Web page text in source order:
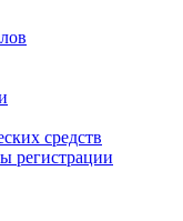
средств
регистрации